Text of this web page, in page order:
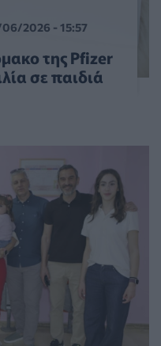
2026 - 15:57
της Pfizer
σε παιδιά